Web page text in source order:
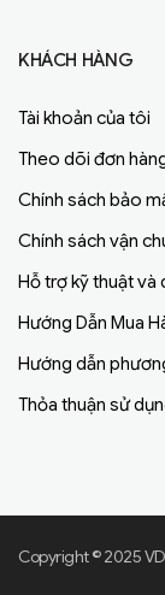
KHÁCH HÀNG
Tài khoản của tôi
Theo dõi đơn
Chính sách bảo
Chính sách vận
Hỗ trợ kỹ thuật và
Hướng Dẫn Mua
Hướng dẫn
Thỏa thuận sử
Copyright © 2025